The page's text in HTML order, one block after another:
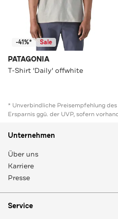
-41%* Sale
PATAGONIA
T-Shirt 'Daily' offwhite
* Unverbindliche Preisempfehlung
Ersparnis ggü. der UVP, sofern
Unternehmen
Über uns
Karriere
Presse
Service